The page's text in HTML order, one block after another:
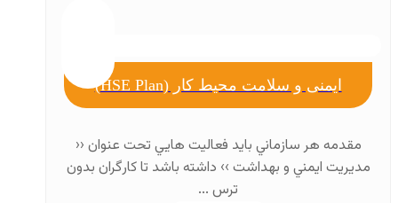
ایمنی و سلامت محیط کار (HSE Plan)
مقدمه هر سازماني بايد فعاليت هايي تحت عنوان ‹‹
مديريت ايمني و بهداشت ›› داشته باشد تا كارگران بدون
ترس ...